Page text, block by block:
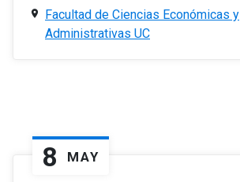
Facultad de Ciencias Económicas y
Administrativas UC
8 MAY